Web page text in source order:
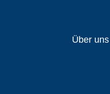
Über uns